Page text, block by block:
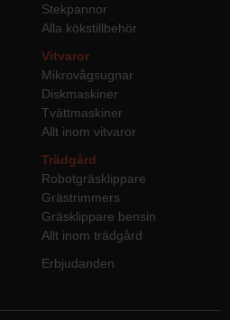
Stekpannor
Alla kökstillbehör
Vitvaror
Mikrovågsugnar
Diskmaskiner
Tvättmaskiner
Allt inom vitvaror
Trädgård
Robotgräsklippare
Grästrimmers
Gräsklippare bensin
Allt inom trädgård
Erbjudanden